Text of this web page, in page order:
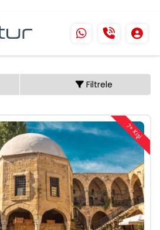
Filtrele
7+ Kişi